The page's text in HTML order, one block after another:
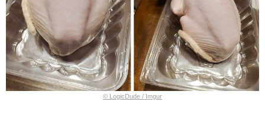
© LogicDude / Imgur